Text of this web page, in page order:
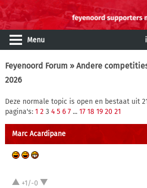
Menu
Feyenoord Forum » Andere
2026
Deze normale topic is open en bestaat uit
pagina's: 1 2 3 4 5 6 7 ... 17 18 19 20 21
Marc Acardipane
+1/-0